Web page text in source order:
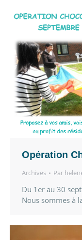
Opération
Archives Par
Du 1er au 30
Nous sommes à